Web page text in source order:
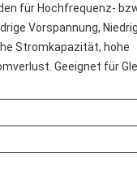
für Hochfrequenz-
Vorspannung,
Stromkapazität, hohe
Geeignet für